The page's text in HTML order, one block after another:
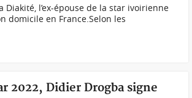
Diakité, l’ex-épouse de la star ivoirienne
domicile en France.Selon les
2022, Didier Drogba signe